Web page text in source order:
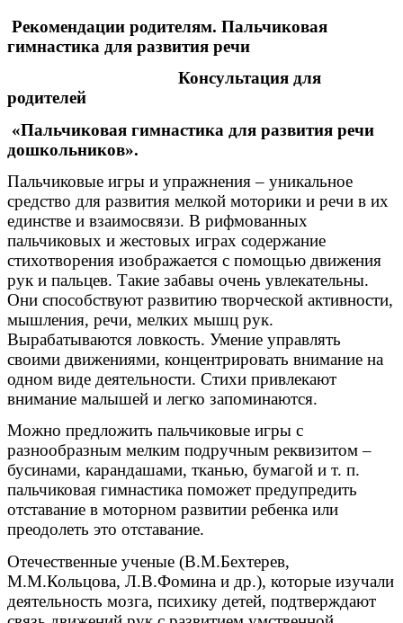
Рекомендации родителям. Пальчиковая
гимнастика для развития речи
Консультация для
родителей
«Пальчиковая гимнастика для развития речи
дошкольников».
Пальчиковые игры и упражнения – уникальное
средство для развития мелкой моторики и речи в их
единстве и взаимосвязи. В рифмованных
пальчиковых и жестовых играх содержание
стихотворения изображается с помощью движения
рук и пальцев. Такие забавы очень увлекательны.
Они способствуют развитию творческой активности,
мышления, речи, мелких мышц рук.
Вырабатываются ловкость. Умение управлять
своими движениями, концентрировать внимание на
одном виде деятельности. Стихи привлекают
внимание малышей и легко запоминаются.
Можно предложить пальчиковые игры с
разнообразным мелким подручным реквизитом –
бусинами, карандашами, тканью, бумагой и т. п.
пальчиковая гимнастика поможет предупредить
отставание в моторном развитии ребенка или
преодолеть это отставание.
Отечественные ученые (В.М.Бехтерев,
М.М.Кольцова, Л.В.Фомина и др.), которые изучали
деятельность мозга, психику детей, подтверждают